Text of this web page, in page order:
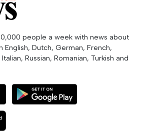
people a week with news about
English, Dutch, German, French,
Russian, Romanian, Turkish and